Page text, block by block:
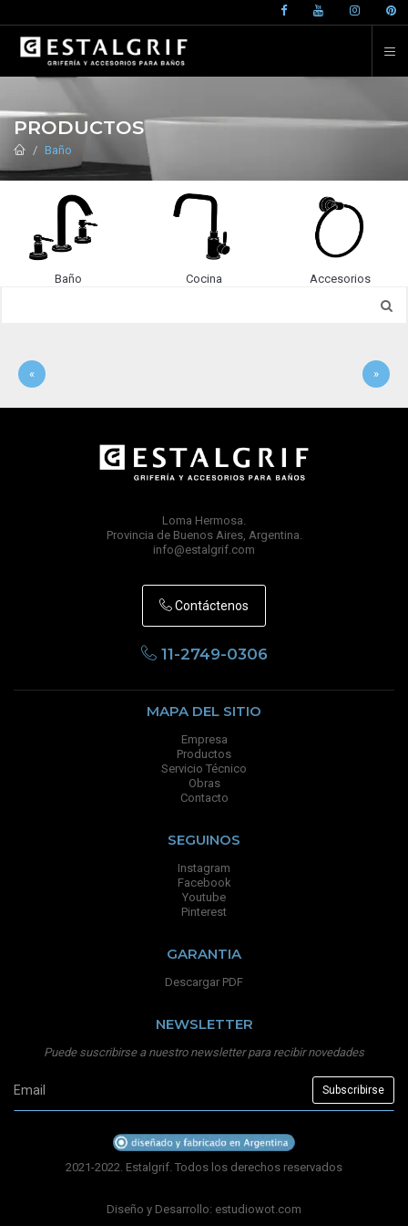
PRODUCTOS
Baño
Baño Cocina Accesorios
« »
Loma Hermosa.
Provincia de Buenos Aires, Argentina.
info@estalgrif.com
Contáctenos
11-2749-0306
MAPA DEL SITIO
Empresa
Productos
Servicio Técnico
Obras
Contacto
SEGUINOS
Instagram
Facebook
Youtube
Pinterest
GARANTIA
Descargar PDF
NEWSLETTER
Puede suscribirse a nuestro newsletter para recibir novedades
2021-2022. Estalgrif. Todos los derechos reservados
Diseño y Desarrollo: estudiowot.com